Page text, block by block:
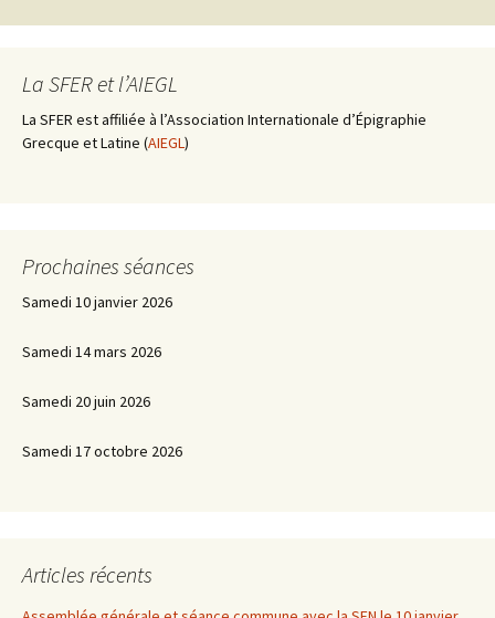
des
articles
La SFER et l’AIEGL
La SFER est affiliée à l’Association Internationale d’Épigraphie
Grecque et Latine (AIEGL)
Prochaines séances
Samedi 10 janvier 2026
Samedi 14 mars 2026
Samedi 20 juin 2026
Samedi 17 octobre 2026
Articles récents